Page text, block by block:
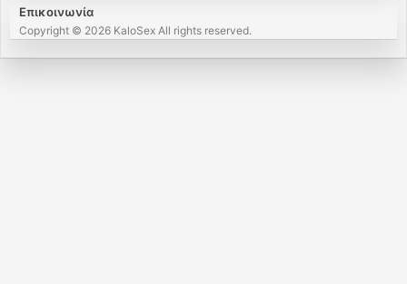
Επικοινωνία
Copyright © 2026 KaloSex All rights reserved.